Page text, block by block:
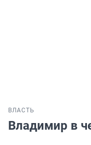
ВЛАСТЬ
Владимир в